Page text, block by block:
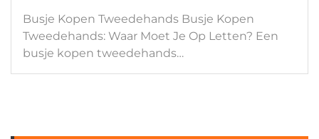
Busje Kopen Tweedehands Busje Kopen
Tweedehands: Waar Moet Je Op Letten? Een
busje kopen tweedehands…